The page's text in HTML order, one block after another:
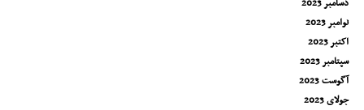
دسامبر 2023
نوامبر 2023
اکتبر 2023
سپتامبر 2023
آگوست 2023
جولای 2023